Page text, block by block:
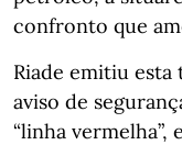
confronto que
Riade emitiu
aviso de
“linha